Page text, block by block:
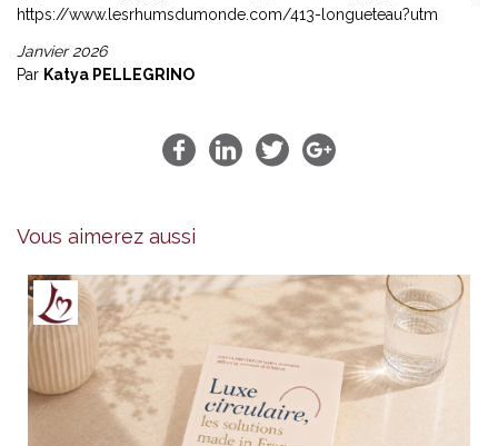
https://www.lesrhumsdumonde.com/413-longueteau?utm
Janvier 2026
Par Katya PELLEGRINO
Vous aimerez aussi